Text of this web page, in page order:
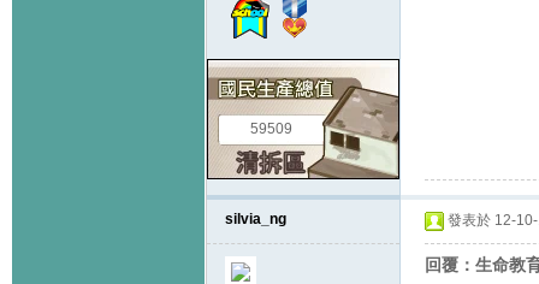
59509
silvia_ng 發表於 12-
回覆：生命教